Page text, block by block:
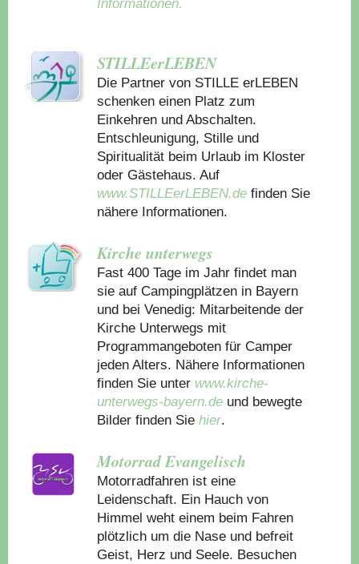
Informationen.
STILLEerLEBEN
Die Partner von STILLE erLEBEN
schenken einen Platz zum
Einkehren und Abschalten.
Entschleunigung, Stille und
Spiritualität beim Urlaub im Kloster
oder Gästehaus. Auf
www.STILLEerLEBEN.de finden Sie
nähere Informationen.
Kirche unterwegs
Fast 400 Tage im Jahr findet man
sie auf Campingplätzen in Bayern
und bei Venedig: Mitarbeitende der
Kirche Unterwegs mit
Programmangeboten für Camper
jeden Alters. Nähere Informationen
finden Sie unter www.kirche-
unterwegs-bayern.de und bewegte
Bilder finden Sie hier.
Motorrad Evangelisch
Motorradfahren ist eine
Leidenschaft. Ein Hauch von
Himmel weht einem beim Fahren
plötzlich um die Nase und befreit
Geist, Herz und Seele. Besuchen